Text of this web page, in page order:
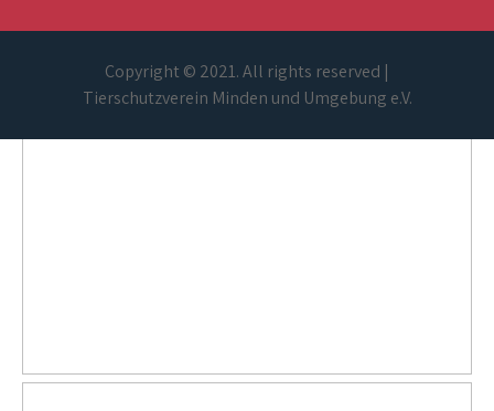
Copyright © 2021. All rights reserved |
Tierschutzverein Minden und Umgebung e.V.